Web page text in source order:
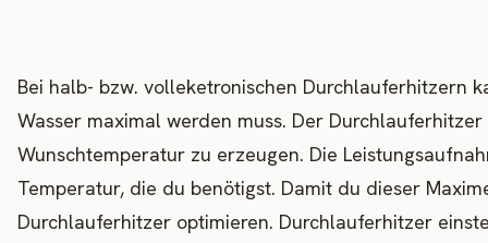
Bei halb- bzw. volleketronischen Durchlauferhitzern
Wasser maximal werden muss. Der
Wunschtemperatur zu erzeugen. Die
Temperatur, die du benötigst. Damit du dieser
Durchlauferhitzer optimieren. Durchlauferhitzer